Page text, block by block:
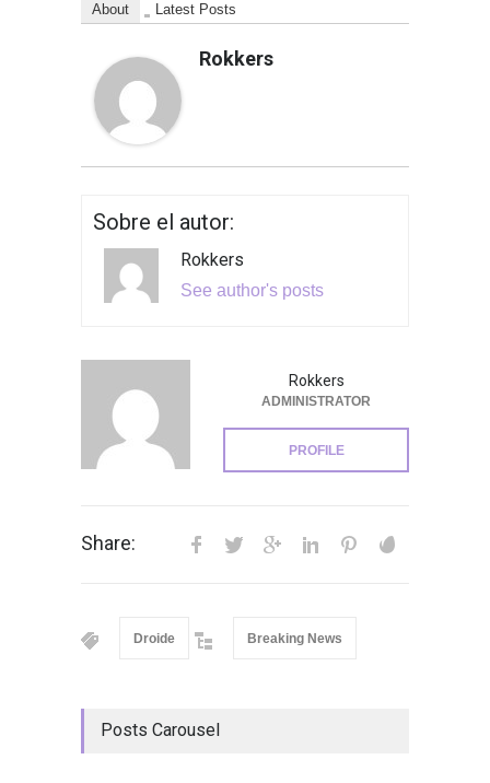
About Latest Posts
Rokkers
Sobre el autor:
Rokkers
See author's posts
Rokkers
ADMINISTRATOR
PROFILE
Share:
Droide Breaking News
Posts Carousel